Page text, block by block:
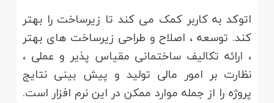
اتوکد به کاربر کمک می کند تا زیرساخت را بهتر
کند. توسعه ، اصلاح و طراحی زیرساخت های بهتر
، ارائه تکالیف ساختمانی مقیاس پذیر و عملی ،
نظارت بر امور مالی تولید و پیش بینی نتایج
پروژه را از جمله موارد ممکن در این نرم افزار است.